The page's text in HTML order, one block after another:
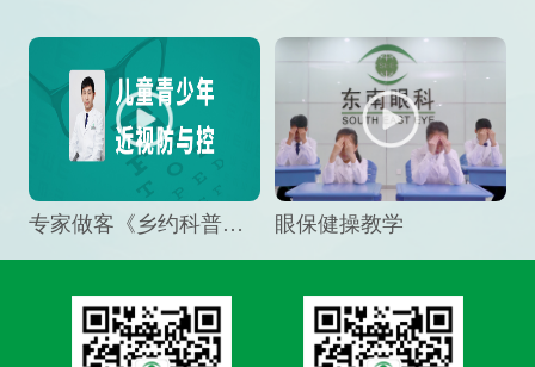
专家做客《乡约科普》栏目，预防孩子近视竟然这么“简单” 眼保健操教学